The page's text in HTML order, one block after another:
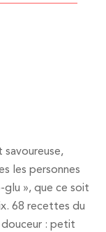
savoureuse,
les personnes
glu », que ce soit
68 recettes du
douceur : petit